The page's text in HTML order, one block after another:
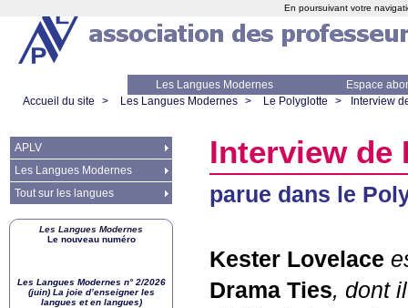
Les Langues Modernes
Espace
Accueil du site
> Les Langues Modernes > Le Polyglotte > Interview
Interview de
parue dans le
Kester Lovelace
Drama Ties, dont
APLV
Les Langues Modernes
Tout sur les langues
Les Langues Modernes
Le nouveau numéro
Les Langues Modernes n° 2/2026
(juin) La joie d’enseigner les
langues et en langues)
En poursuivant votre